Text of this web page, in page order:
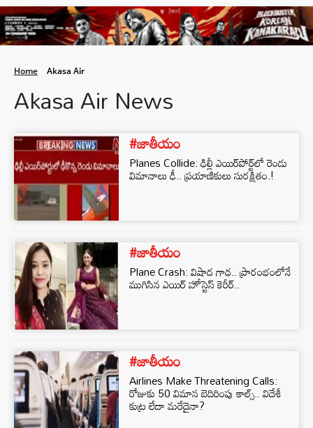
Home Akasa Air
Akasa Air News
#జాతీయం
Planes Collide: ఢిల్లీ ఎయిర్‌పోర్ట్‌లో రెండు
విమానాలు ఢీ.. ప్రయాణికులు సురక్షితం.!
#జాతీయం
Plane Crash: విషాద గాధ.. ప్రారంభంలోనే
ముగిసిన ఎయిర్ హోస్టెస్ కెరీర్..
#జాతీయం
Airlines Make Threatening Calls:
రోజుకు 50 విమాన బెదిరింపు కాల్స్.. విదేశీ
కుట్ర లేదా మరేదైనా?